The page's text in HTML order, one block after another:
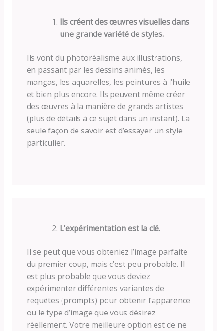
Ils créent des œuvres visuelles dans
une grande variété de styles.
Ils vont du photoréalisme aux illustrations,
en passant par les dessins animés, les
mangas, les aquarelles, les peintures à l’huile
et bien plus encore. Ils peuvent même créer
des œuvres à la manière de grands artistes
(plus de détails à ce sujet dans un instant). La
seule façon de savoir est d’essayer un style
particulier.
L’expérimentation est la clé.
Il se peut que vous obteniez l’image parfaite
du premier coup, mais c’est peu probable. Il
est plus probable que vous deviez
expérimenter différentes variantes de
requêtes (prompts) pour obtenir l’apparence
ou le type d’image que vous désirez
réellement. Votre meilleure option est de ne